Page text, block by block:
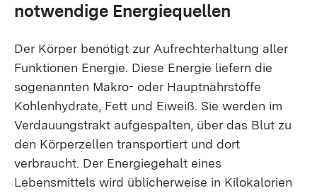
notwendige Energiequellen
Der Körper benötigt zur Aufrechterhaltung aller
Funktionen Energie. Diese Energie liefern die
sogenannten Makro- oder Hauptnährstoffe
Kohlenhydrate, Fett und Eiweiß. Sie werden im
Verdauungstrakt aufgespalten, über das Blut zu
den Körperzellen transportiert und dort
verbraucht. Der Energiegehalt eines
Lebensmittels wird üblicherweise in Kilokalorien